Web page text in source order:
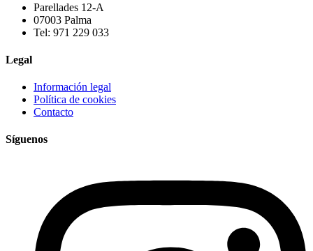
Parellades 12-A
07003 Palma
Tel: 971 229 033
Legal
Información legal
Política de cookies
Contacto
Síguenos